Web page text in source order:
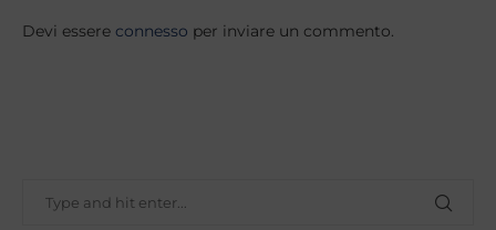
Devi essere connesso per inviare un commento.